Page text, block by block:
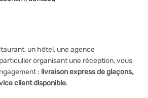
un hôtel, une agence
organisant une réception, vous
: livraison express de glaçons,
client disponible.